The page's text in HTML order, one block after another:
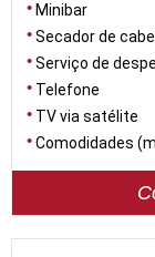
Minibar
Secador de
Serviço de
Telefone
TV via satélite
Comodidades